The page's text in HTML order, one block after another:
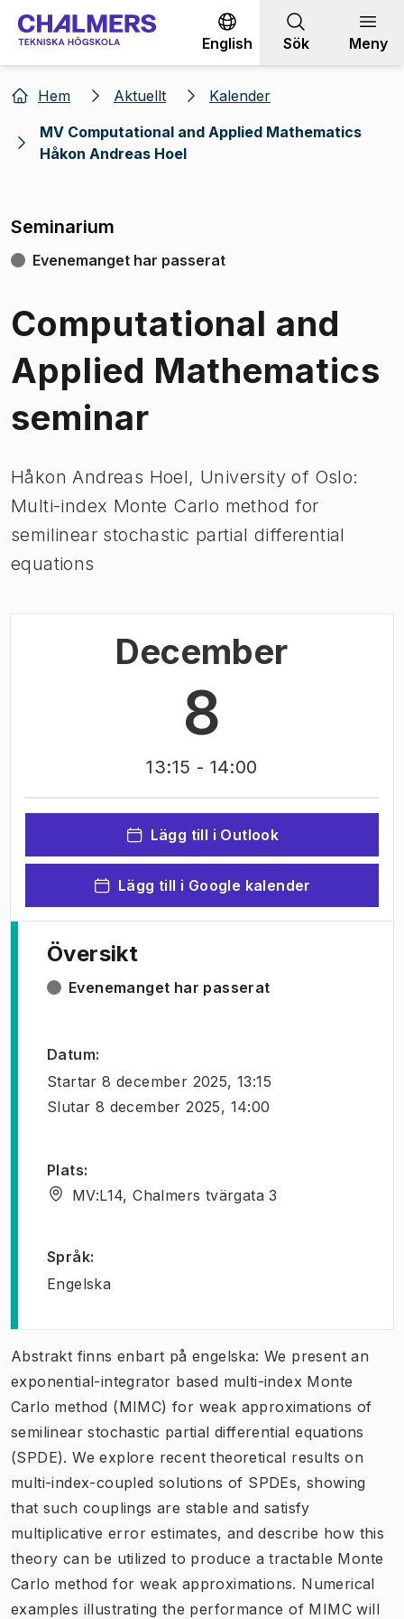
Gå till innehållet
English Sök Meny
Hem Aktuellt
Kalender
MV Computational and Applied Mathematics
Håkon Andreas Hoel
Seminarium
Evenemanget har passerat
Computational and
Applied Mathematics
seminar
Håkon Andreas Hoel, University of Oslo:
Multi-index Monte Carlo method for
semilinear stochastic partial differential
equations
December
8
13:15 - 14:00
Lägg till i Outlook
Lägg till i Google kalender
Översikt
Evenemanget har passerat
Datum:
Startar 8 december 2025, 13:15
Slutar 8 december 2025, 14:00
Plats:
MV:L14, Chalmers tvärgata 3
Språk:
Engelska
Abstrakt finns enbart på engelska: We present an
exponential-integrator based multi-index Monte
Carlo method (MIMC) for weak approximations of
semilinear stochastic partial differential equations
(SPDE). We explore recent theoretical results on
multi-index-coupled solutions of SPDEs, showing
that such couplings are stable and satisfy
multiplicative error estimates, and describe how this
theory can be utilized to produce a tractable Monte
Carlo method for weak approximations. Numerical
examples illustrating the performance of MIMC will